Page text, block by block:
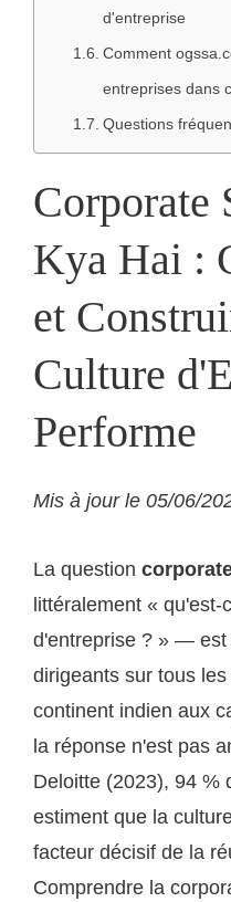
d'entreprise
Comment
entreprises dans
Questions
Corporate
Kya Hai :
et
Culture
Performe
Mis à jour le 05/06/
La question
littéralement « qu'est-
d'entreprise ? » — est
dirigeants sur tous
continent indien aux
la réponse n'est pas
Deloitte (2023), 94 %
estiment que la
facteur décisif de la
Comprendre la